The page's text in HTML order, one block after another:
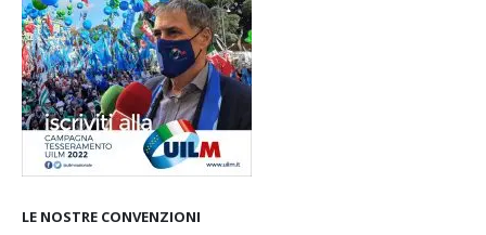
LE NOSTRE CONVENZIONI